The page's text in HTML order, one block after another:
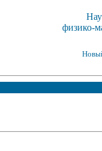
физико-